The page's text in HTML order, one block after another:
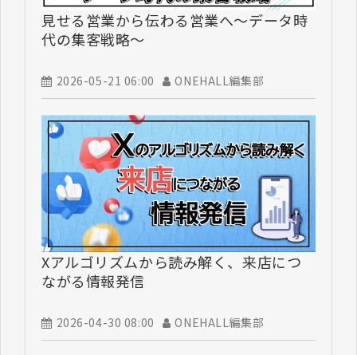
見せる営業から伝わる営業へ～データ時
代の集客戦略～
2026-05-21 06:00 ONEHALL編集部
Xアルゴリズムから読み解く、来店につ
ながる情報発信
2026-04-30 08:00 ONEHALL編集部